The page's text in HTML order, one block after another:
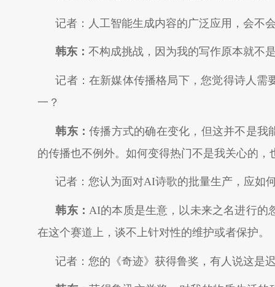
记者：人工智能生成内容的广泛应用，会不
韩东：不构成挑战，因为我的写作原本就不
记者：在新媒体传播格局下，您觉得诗人需
一？
韩东：传播方式的确在变化，但这并不是我
的传播也不例外。如何变得热门不是我关心的，
记者：您认为面对AI诗歌的批量生产，应如
韩东： AI的本质是生意，以未来之名进行的
在这个赛道上，谈不上针对性的维护或者保护。
记者：您的《奇迹》获得鲁奖，有人说这是